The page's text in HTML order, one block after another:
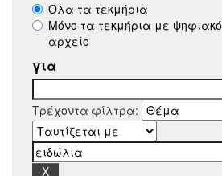
Όλα τα τεκμήρια
Μόνο τα τεκμήρια με ψηφιακό
αρχείο
για
Τρέχοντα φίλτρα: